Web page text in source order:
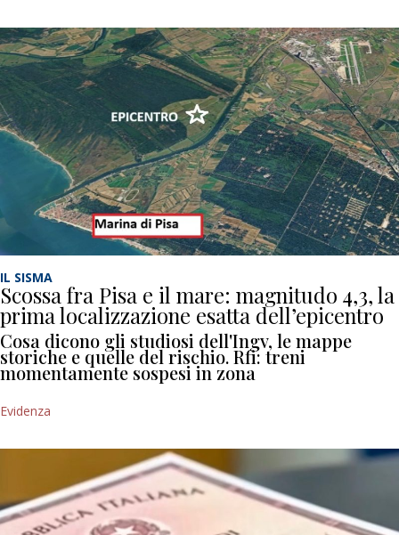
IL SISMA
Scossa fra Pisa e il mare: magnitudo 4,3, la
prima localizzazione esatta dell’epicentro
Cosa dicono gli studiosi dell'Ingv, le mappe
storiche e quelle del rischio. Rfi: treni
momentamente sospesi in zona
Evidenza